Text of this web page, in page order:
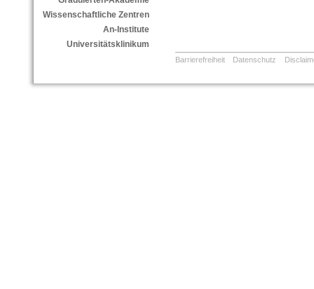
Wissenschaftliche Zentren
An-Institute
Universitätsklinikum
Barrierefreiheit Datenschutz